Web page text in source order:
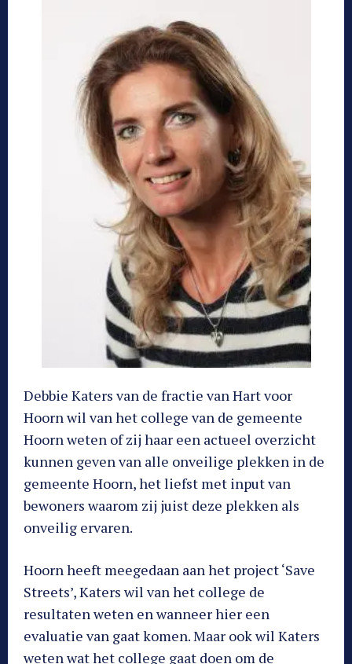
Debbie Katers van de fractie van Hart voor
Hoorn wil van het college van de gemeente
Hoorn weten of zij haar een actueel overzicht
kunnen geven van alle onveilige plekken in de
gemeente Hoorn, het liefst met input van
bewoners waarom zij juist deze plekken als
onveilig ervaren.
Hoorn heeft meegedaan aan het project ‘Save
Streets’, Katers wil van het college de
resultaten weten en wanneer hier een
evaluatie van gaat komen. Maar ook wil Katers
weten wat het college gaat doen om de